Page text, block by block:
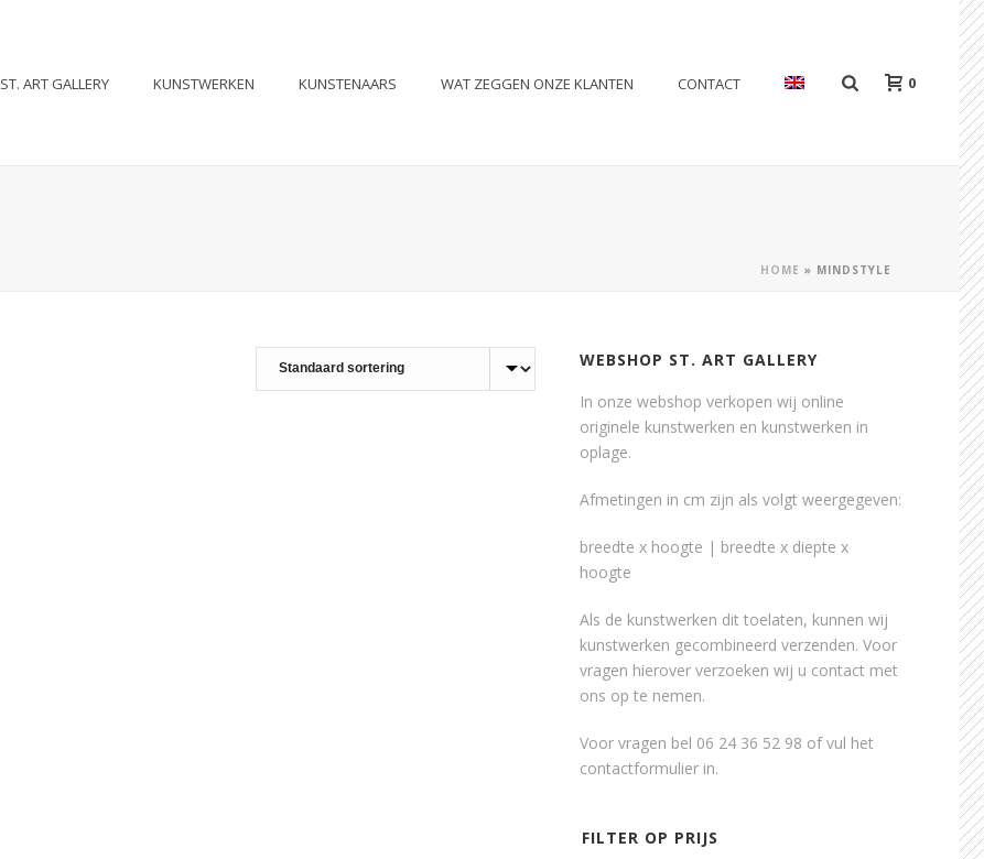
ST. ART GALLERY KUNSTWERKEN KUNSTENAARS WAT ZEGGEN ONZE KLANTEN CONTACT 0
HOME » MINDSTYLE
WEBSHOP ST. ART GALLERY
In onze webshop verkopen wij online
originele kunstwerken en kunstwerken in
oplage.
Afmetingen in cm zijn als volgt weergegeven:
breedte x hoogte | breedte x diepte x
hoogte
Als de kunstwerken dit toelaten, kunnen wij
kunstwerken gecombineerd verzenden. Voor
vragen hierover verzoeken wij u contact met
ons op te nemen.
Voor vragen bel 06 24 36 52 98 of vul het
contactformulier in.
FILTER OP PRIJS